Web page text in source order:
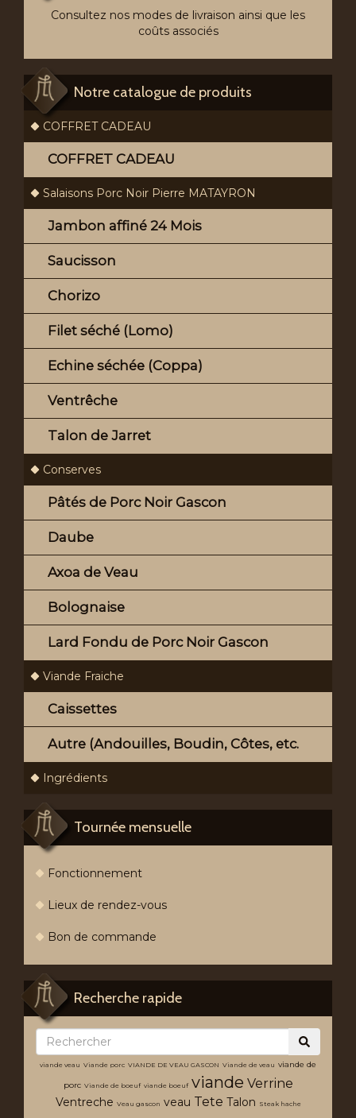
Consultez nos modes de livraison ainsi que les
coûts associés
Notre catalogue de produits
COFFRET CADEAU
COFFRET CADEAU
Salaisons Porc Noir Pierre MATAYRON
Jambon affiné 24 Mois
Saucisson
Chorizo
Filet séché (Lomo)
Echine séchée (Coppa)
Ventrêche
Talon de Jarret
Conserves
Pâtés de Porc Noir Gascon
Daube
Axoa de Veau
Bolognaise
Lard Fondu de Porc Noir Gascon
Viande Fraiche
Caissettes
Autre (Andouilles, Boudin, Côtes, etc.
Ingrédients
Tournée mensuelle
Fonctionnement
Lieux de rendez-vous
Bon de commande
Recherche rapide
viande veau Viande porc VIANDE DE VEAU GASCON Viande de veau viande de
porc Viande de boeuf viande boeuf viande Verrine
Ventreche Veau gascon veau Tete Talon Steak hache